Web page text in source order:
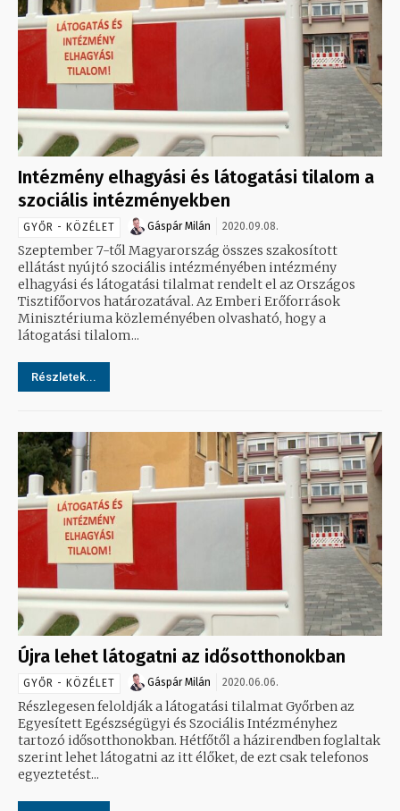
Intézmény elhagyási és látogatási tilalom a
szociális intézményekben
GYŐR - KÖZÉLET Gáspár Milán 2020.09.08.
Szeptember 7-től Magyarország összes szakosított
ellátást nyújtó szociális intézményében intézmény
elhagyási és látogatási tilalmat rendelt el az Országos
Tisztifőorvos határozatával. Az Emberi Erőforrások
Minisztériuma közleményében olvasható, hogy a
látogatási tilalom...
Részletek...
Újra lehet látogatni az idősotthonokban
GYŐR - KÖZÉLET Gáspár Milán 2020.06.06.
Részlegesen feloldják a látogatási tilalmat Győrben az
Egyesített Egészségügyi és Szociális Intézményhez
tartozó idősotthonokban. Hétfőtől a házirendben foglaltak
szerint lehet látogatni az itt élőket, de ezt csak telefonos
egyeztetést...